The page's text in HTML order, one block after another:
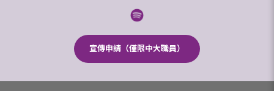
宣傳申請（僅限中大職員）